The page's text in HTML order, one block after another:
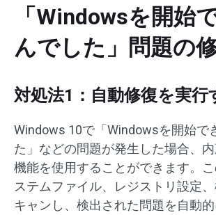
「Windowsを開始
んでした」問題の
対処法1：自動修復を実行
Windows 10で「Windowsを開始で
た」などの問題が発生した場合、
機能を使用することができます。
ステムファイル、レジストリ設定
キャンし、検出された問題を自動